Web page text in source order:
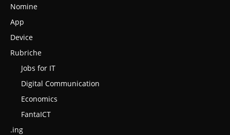
Nomine
App
Device
Rubriche
Jobs for IT
Digital Communication
Economics
FantaICT
.ing